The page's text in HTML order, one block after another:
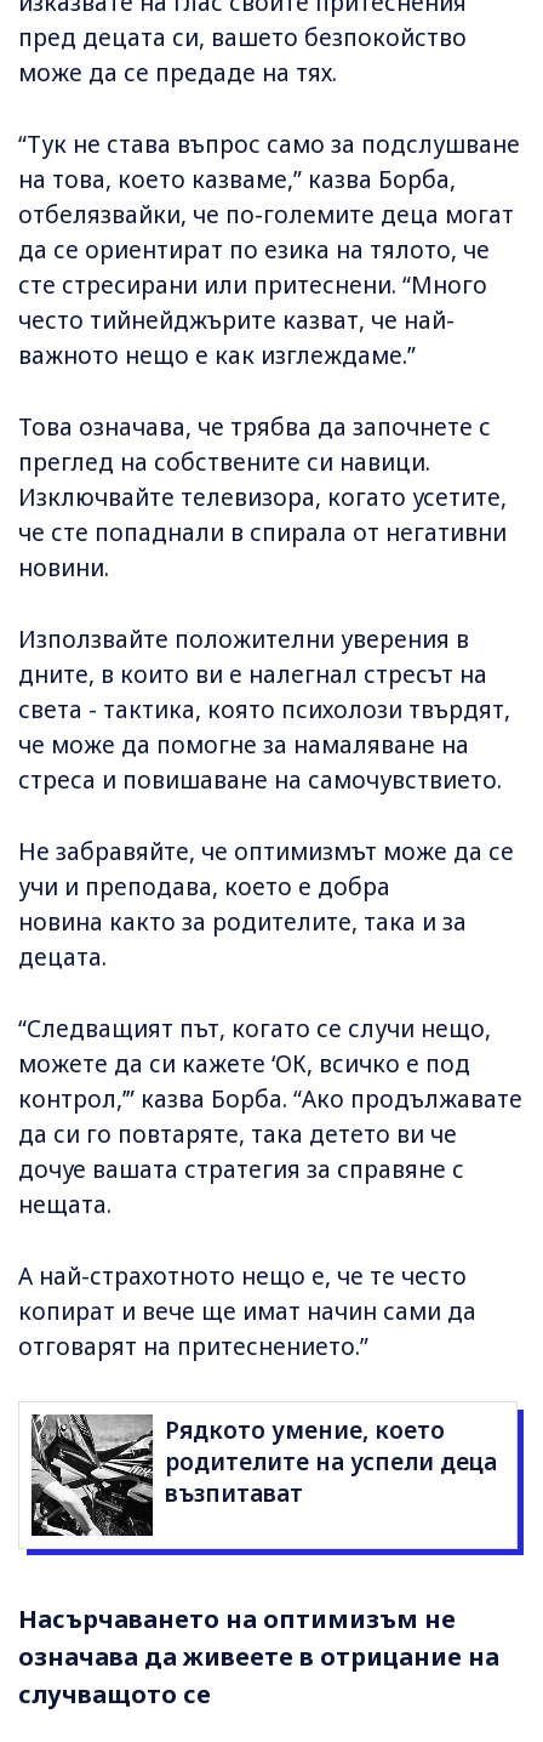
пред децата си, вашето безпокойство
може да се предаде на тях.
“Тук не става въпрос само за подслушване
на това, което казваме,” казва Борба,
отбелязвайки, че по-големите деца могат
да се ориентират по езика на тялото, че
сте стресирани или притеснени. “Много
често тийнейджърите казват, че най-
важното нещо е как изглеждаме.”
Това означава, че трябва да започнете с
преглед на собствените си навици.
Изключвайте телевизора, когато усетите,
че сте попаднали в спирала от негативни
новини.
Използвайте положителни уверения в
дните, в които ви е налегнал стресът на
света - тактика, която психолози твърдят,
че може да помогне за намаляване на
стреса и повишаване на самочувствието.
Не забравяйте, че оптимизмът може да се
учи и преподава, което е добра
новина както за родителите, така и за
децата.
“Следващият път, когато се случи нещо,
можете да си кажете ‘ОК, всичко е под
контрол,’” казва Борба. “Ако продължавате
да си го повтаряте, така детето ви че
дочуе вашата стратегия за справяне с
нещата.
А най-страхотното нещо е, че те често
копират и вече ще имат начин сами да
отговарят на притеснението.”
Рядкото умение, което
родителите на успели деца
възпитават
Насърчаването на оптимизъм не
означава да живеете в отрицание на
случващото се